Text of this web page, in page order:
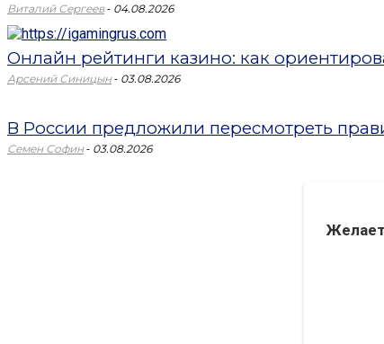
Виталий Сергеев - 04.08.2026
Онлайн рейтинги казино: как
Арсений Синицын - 03.08.2026
В России предложили пересмотреть
Семен Софин - 03.08.2026